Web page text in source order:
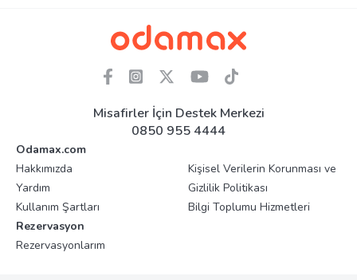
Misafirler İçin Destek Merkezi
0850 955 4444
Odamax.com
Hakkımızda
Yardım
Kullanım Şartları
Kişisel Verilerin Korunması ve
Gizlilik Politikası
Bilgi Toplumu Hizmetleri
Rezervasyon
Rezervasyonlarım